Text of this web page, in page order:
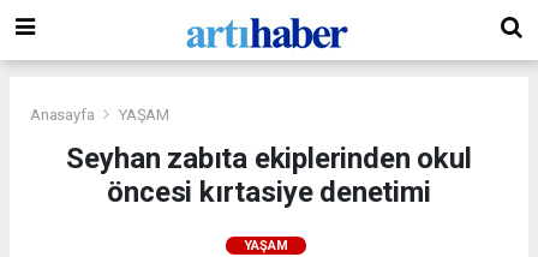
Anasayfa YAŞAM
Seyhan zabıta ekiplerinden okul
öncesi kırtasiye denetimi
YAŞAM